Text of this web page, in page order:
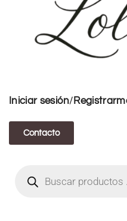
Iniciar sesión/
Contacto